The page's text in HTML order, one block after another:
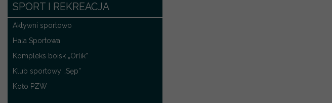
SPORT I REKREACJA
Aktywni sportowo
Hala Sportowa
Kompleks boisk „Orlik”
Klub sportowy „Sęp”
Koło PZW